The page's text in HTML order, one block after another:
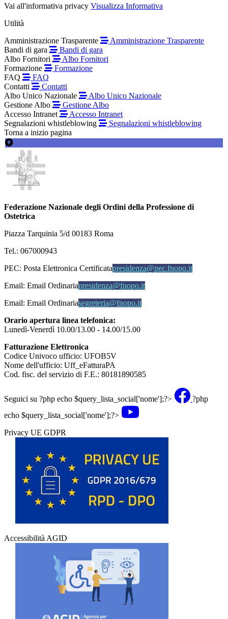
Vai all'informativa privacy Visualizza Informativa
Utilità
Amministrazione Trasparente
Amministrazione Trasparente
Bandi di gara
Bandi di gara
Albo Fornitori
Albo Fornitori
Formazione
Formazione
FAQ
FAQ
Contatti
Contatti
Albo Unico Nazionale
Albo Unico Nazionale
Gestione Albo
Gestione Albo
Accesso Intranet
Accesso Intranet
Segnalazioni whistleblowing
Segnalazioni whistleblowing
Torna a inizio pagina
Federazione Nazionale degli Ordini della Professione di
Ostetrica
Piazza Tarquinia 5/d 00183 Roma
Tel.: 067000943
PEC: Posta Elettronica Certificatapresidenza@pec.fnopo.it
Email: Email Ordinariapresidenza@fnopo.it
Email: Email Ordinariasegreteria@fnopo.it
Orario apertura linea telefonica:
Lunedì-Venerdì 10.00/13.00 - 14.00/15.00
Fatturazione Elettronica
Codice Univoco ufficio: UFOB5V
Nome dell'ufficio: Uff_eFatturaPA
Cod. fisc. del servizio di F.E.: 80181890585
Seguici su ?php echo $query_lista_social['nome'];?>
?php
echo $query_lista_social['nome'];?>
Privacy UE GDPR
Accessibilità AGID